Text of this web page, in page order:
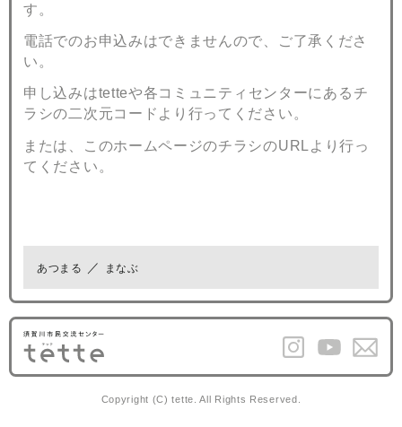
す。
電話でのお申込みはできませんので、ご了承くださ
い。
申し込みはtetteや各コミュニティセンターにあるチ
ラシの二次元コードより行ってください。
または、このホームページのチラシのURLより行っ
てください。
あつまる まなぶ
Copyright (C) tette. All Rights Reserved.